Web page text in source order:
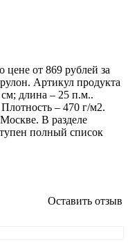
от 869 рублей за
Артикул продукта
длина – 25 п.м..
– 470 г/м2.
В разделе
полный список
Оставить отзыв